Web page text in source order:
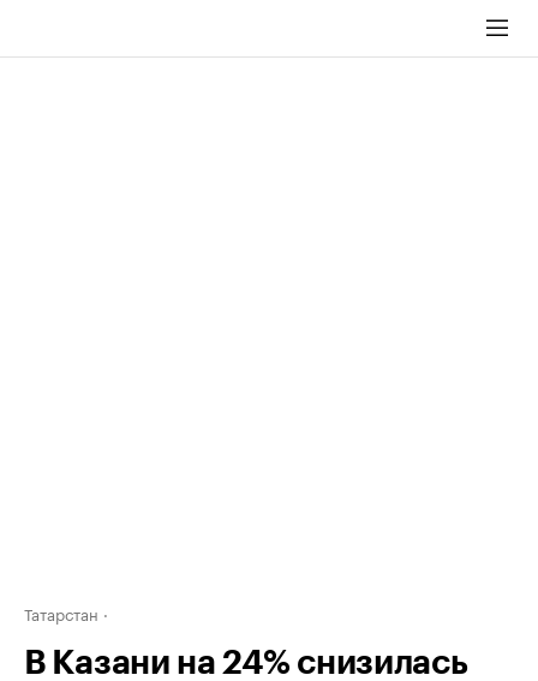
Татарстан
В Казани на 24% снизилась